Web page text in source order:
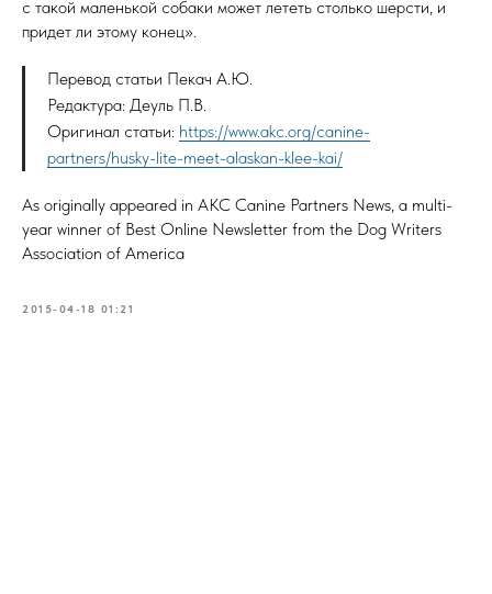
с та­кой ма­лень­кой со­баки мо­жет ле­теть столь­ко шер­сти, и
при­дет ли это­му ко­нец».
Пе­ревод статьи Пе­кач А.Ю.
Ре­дак­ту­ра: Де­уль П.В.
Ори­гинал статьи: https://www.akc.org/canine-
partners/husky-lite-meet-alaskan-klee-kai/
As originally appeared in AKC Canine Partners News, a multi-
year winner of Best Online Newsletter from the Dog Writers
Association of America
2015-04-18 01:21
Наши собаки
Наши щенки
словия преобретения
Стандарт породы
Статьи
+7 (926) 847-18-97
НАШИ КОНТАКТЫ:
ПОПУЛЯРНЫЕ РАЗДЕЛЫ: